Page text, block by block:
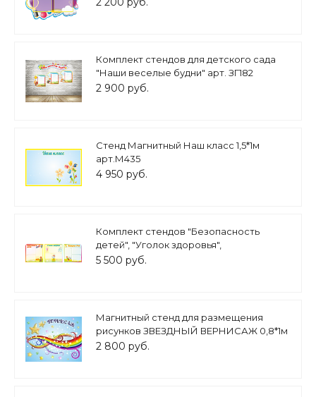
Комплект стендов для детского сада
"Наши веселые будни" арт. ЗГ182
2 900 руб.
Стенд Магнитный Наш класс 1,5*1м
арт.М435
4 950 руб.
Комплект стендов "Безопасность
детей", "Уголок здоровья",
"ФизкультУРА" 0,65*0,65м 9 карманов А4
5 500 руб.
Магнитный стенд для размещения
рисунков ЗВЕЗДНЫЙ ВЕРНИСАЖ 0,8*1м
арт. 3980
2 800 руб.